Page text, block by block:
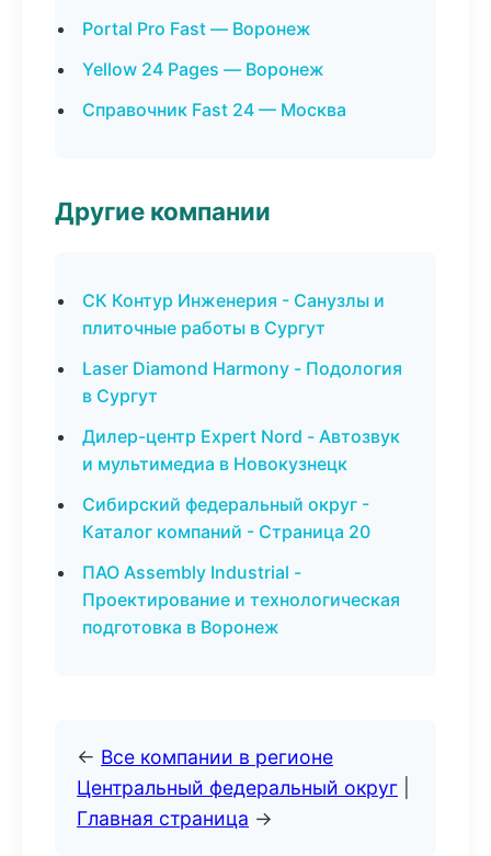
Portal Pro Fast — Воронеж
Yellow 24 Pages — Воронеж
Справочник Fast 24 — Москва
Другие компании
СК Контур Инженерия - Санузлы и
плиточные работы в Сургут
Laser Diamond Harmony - Подология
в Сургут
Дилер-центр Expert Nord - Автозвук
и мультимедиа в Новокузнецк
Сибирский федеральный округ -
Каталог компаний - Страница 20
ПАО Assembly Industrial -
Проектирование и технологическая
подготовка в Воронеж
← Все компании в регионе
Центральный федеральный округ
Главная страница →